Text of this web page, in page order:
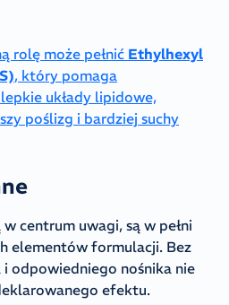
rolę może pełnić Ethylhexyl
, który pomaga
układy lipidowe,
poślizg i bardziej suchy
centrum uwagi, są w pełni
elementów formulacji. Bez
odpowiedniego nośnika nie
efektu.